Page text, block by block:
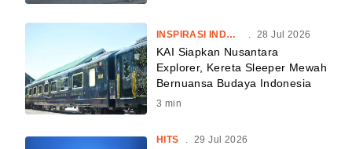
INSPIRASI INDONESIA 28 Jul 2026
KAI Siapkan Nusantara
Explorer, Kereta Sleeper Mewah
Bernuansa Budaya Indonesia
3 min
HITS 29 Jul 2026